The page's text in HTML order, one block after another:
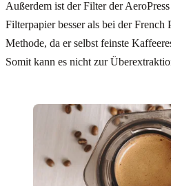
Außerdem ist der Filter der
Filterpapier besser als bei der
Methode, da er selbst feinste
Somit kann es nicht zur